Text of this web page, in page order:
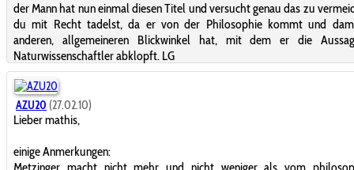
der Mann hat nun einmal diesen Titel und versucht genau das zu
du mit Recht tadelst, da er von der Philosophie kommt und
anderen, allgemeineren Blickwinkel hat, mit dem er die
Naturwissenschaftler abklopft. LG
AZU20 (27.02.10)
Lieber mathis,
einige Anmerkungen: